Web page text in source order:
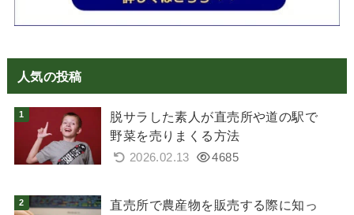
人気の投稿
脱サラした素人が直売所や道の駅で
野菜を売りまくる方法
2026.02.13 4685
直売所で農産物を販売する際に知っ